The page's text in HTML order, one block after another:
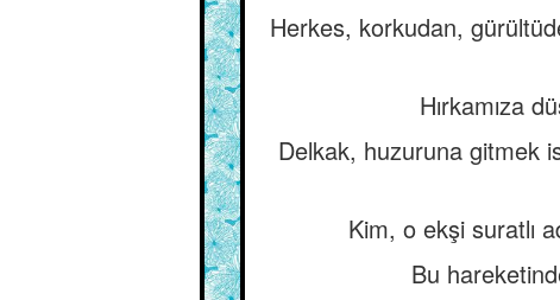
Herkes, korkudan,
Hırkamıza
Delkak, huzuruna gitmek
Kim, o ekşi suratlı
Bu